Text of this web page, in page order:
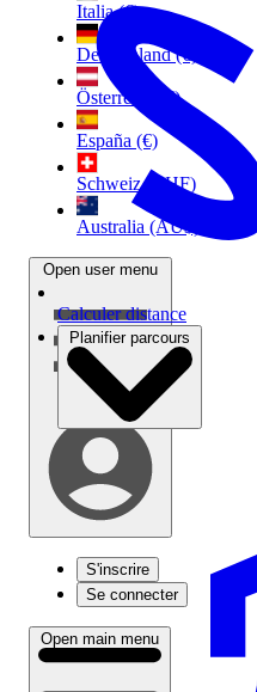
Italia (€)
Deutschland (€)
Österreich (€)
España (€)
Schweiz (CHF)
Australia (AU$)
Open user menu
S'inscrire
Se connecter
Open main menu
Calculer distance
Planifier parcours